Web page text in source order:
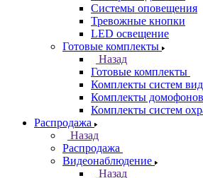
Системы оповещения
Тревожные кнопки
LED освещение
Готовые комплекты
Назад
Готовые комплекты
Комплекты систем
Комплекты домофонов
Комплекты систем
Распродажа
Назад
Распродажа
Видеонаблюдение
Назад